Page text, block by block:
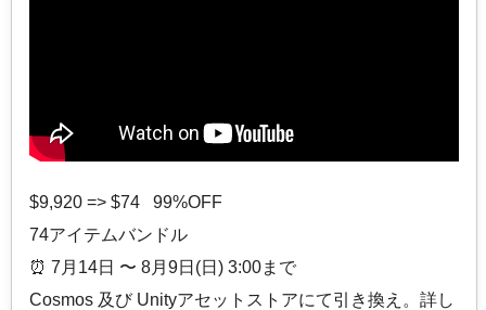
$9,920 => $74 99%OFF
74アイテムバンドル
⏰️ 7月14日 〜 8月9日(日) 3:00まで
Cosmos 及び Unityアセットストアにて引き換え。詳し